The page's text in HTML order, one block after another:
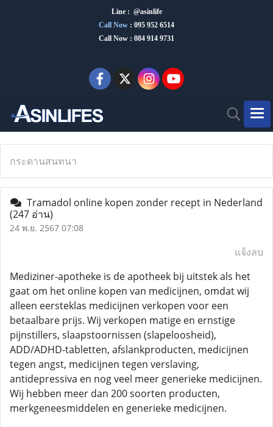
Line : @asinlife
Call Now : 095 952 6514
Call Now : 084 914 9731
กระดานสนทนา
Tramadol online kopen zonder recept in Nederland
(247 อ่าน)
24 พ.ย. 2567 07:08
แจ้งลบ
Mediziner-apotheke is de apotheek bij uitstek als het
gaat om het online kopen van medicijnen, omdat wij
alleen eersteklas medicijnen verkopen voor een
betaalbare prijs. Wij verkopen matige en ernstige
pijnstillers, slaapstoornissen (slapeloosheid),
ADD/ADHD-tabletten, afslankproducten, medicijnen
tegen angst, medicijnen tegen verslaving,
antidepressiva en nog veel meer generieke medicijnen.
Wij hebben meer dan 200 soorten producten,
merkgeneesmiddelen en generieke medicijnen.